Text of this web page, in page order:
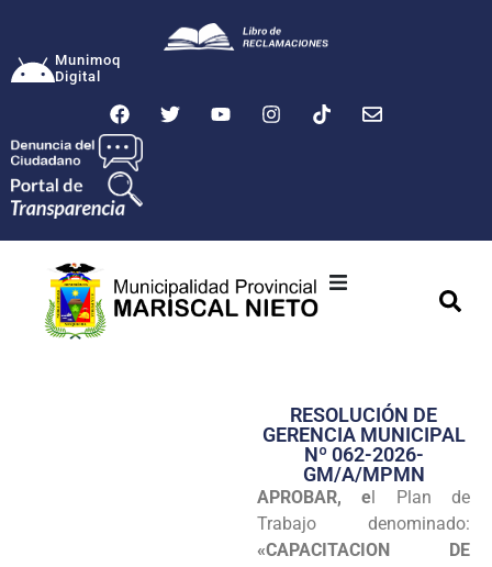
Munimoq
Digital
Transparencia
Seguridad
Programas
RESOLUCIÓN DE
GERENCIA MUNICIPAL
Nº 062-2026-
GM/A/MPMN
APROBAR, el Plan de
Trabajo denominado:
«CAPACITACION DE